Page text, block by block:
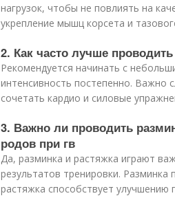
нагрузок, чтобы не повлиять на
укрепление мышц корсета и
2. Как часто лучше
Рекомендуется начинать с
интенсивность постепенно. Важно
сочетать кардио и силовые
3. Важно ли проводить
родов при гв
Да, разминка и растяжка играют
результатов тренировки.
растяжка способствует